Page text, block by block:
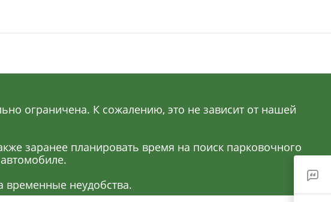
ограничена. К сожалению, это не зависит от нашей
заранее планировать время на поиск парковочного
временные неудобства.